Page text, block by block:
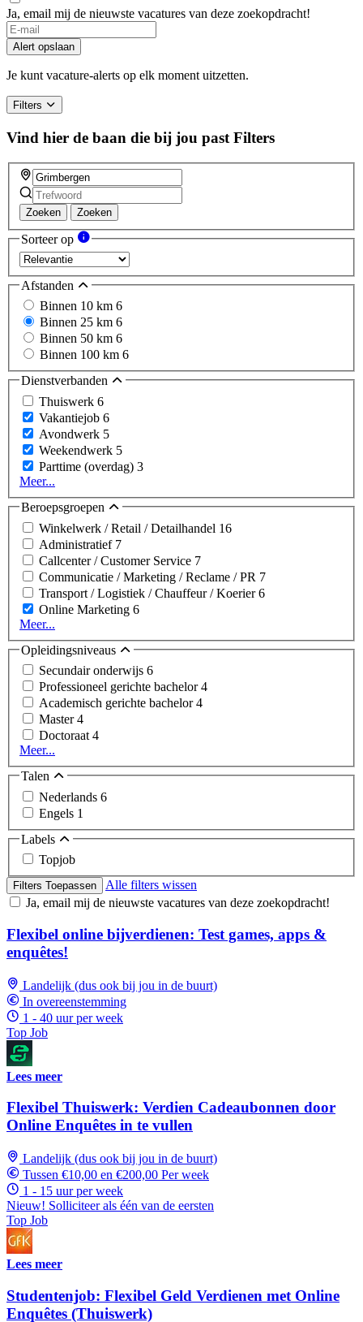
Ja, email mij de nieuwste vacatures van deze zoekopdracht!
If
you
are
a
ignore
this
field
Alert opslaan
Je kunt vacature-alerts op elk moment uitzetten.
Filters
Vind hier de baan die bij jou past Filters
Zoeken Zoeken
Sorteer op
Afstanden
Binnen 10 km 6
Binnen 25 km 6
Binnen 50 km 6
Binnen 100 km 6
Dienstverbanden
Thuiswerk 6
Vakantiejob 6
Avondwerk 5
Weekendwerk 5
Parttime (overdag) 3
Meer...
Beroepsgroepen
Winkelwerk / Retail / Detailhandel 16
Administratief 7
Callcenter / Customer Service 7
Communicatie / Marketing / Reclame / PR 7
Transport / Logistiek / Chauffeur / Koerier6
Online Marketing 6
Meer...
Opleidingsniveaus
Secundair onderwijs 6
Professioneel gerichte bachelor4
Academisch gerichte bachelor4
Master4
Doctoraat 4
Meer...
Talen
Nederlands 6
Engels 1
Labels
Topjob
Filters Toepassen
Alle filters wissen
Ja, email mij de nieuwste vacatures van deze zoekopdracht!
Flexibel online bijverdienen: Test games, apps &
enquêtes!
Landelijk (dus ook bij jou in de buurt)
In overeenstemming
1 - 40 uur per week
Top Job
Lees meer
Flexibel Thuiswerk: Verdien Cadeaubonnen door
Online Enquêtes in te vullen
Landelijk (dus ook bij jou in de buurt)
Tussen €10,00 en €200,00 Per week
1 - 15 uur per week
Nieuw! Solliciteer als één van de eersten
Top Job
Lees meer
Studentenjob: Flexibel Geld Verdienen met Online
Enquêtes (Thuiswerk)